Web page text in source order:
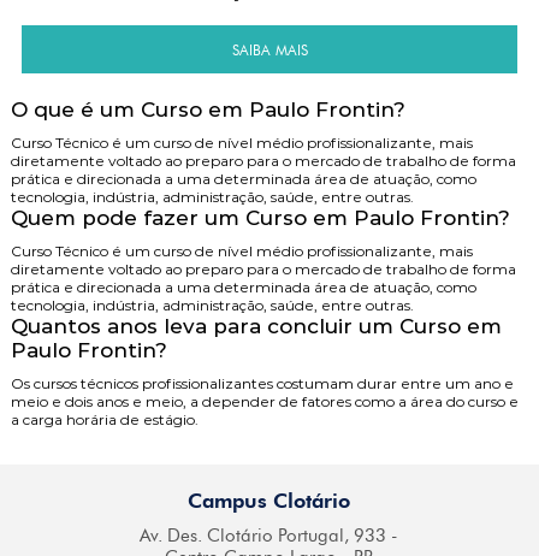
SAIBA MAIS
O que é um Curso em Paulo Frontin?
Curso Técnico é um curso de nível médio profissionalizante, mais
diretamente voltado ao preparo para o mercado de trabalho de forma
prática e direcionada a uma determinada área de atuação, como
tecnologia, indústria, administração, saúde, entre outras.
Quem pode fazer um Curso em Paulo Frontin?
Curso Técnico é um curso de nível médio profissionalizante, mais
diretamente voltado ao preparo para o mercado de trabalho de forma
prática e direcionada a uma determinada área de atuação, como
tecnologia, indústria, administração, saúde, entre outras.
Quantos anos leva para concluir um Curso em
Paulo Frontin?
Os cursos técnicos profissionalizantes costumam durar entre um ano e
meio e dois anos e meio, a depender de fatores como a área do curso e
a carga horária de estágio.
Campus Clotário
Av. Des. Clotário Portugal, 933 -